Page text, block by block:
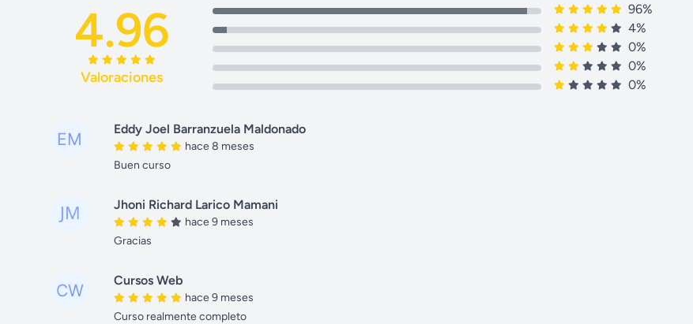
4.96
Valoraciones
96%
4%
0%
0%
0%
Eddy Joel Barranzuela Maldonado
hace 8 meses
Buen curso
Jhoni Richard Larico Mamani
hace 9 meses
Gracias
Cursos Web
hace 9 meses
Curso realmente completo